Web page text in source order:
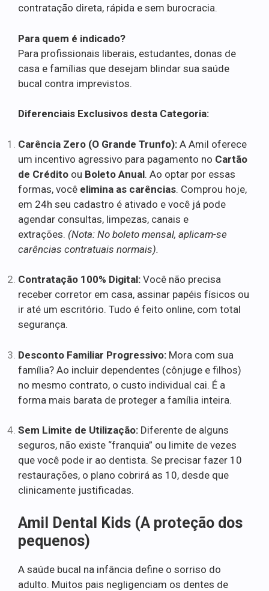
contratação direta, rápida e sem burocracia.
Para quem é indicado?
Para profissionais liberais, estudantes, donas de
casa e famílias que desejam blindar sua saúde
bucal contra imprevistos.
Diferenciais Exclusivos desta Categoria:
Carência Zero (O Grande Trunfo): A Amil oferece
um incentivo agressivo para pagamento no Cartão
de Crédito ou Boleto Anual. Ao optar por essas
formas, você elimina as carências. Comprou hoje,
em 24h seu cadastro é ativado e você já pode
agendar consultas, limpezas, canais e
extrações. (Nota: No boleto mensal, aplicam-se
carências contratuais normais).
Contratação 100% Digital: Você não precisa
receber corretor em casa, assinar papéis físicos ou
ir até um escritório. Tudo é feito online, com total
segurança.
Desconto Familiar Progressivo: Mora com sua
família? Ao incluir dependentes (cônjuge e filhos)
no mesmo contrato, o custo individual cai. É a
forma mais barata de proteger a família inteira.
Sem Limite de Utilização: Diferente de alguns
seguros, não existe “franquia” ou limite de vezes
que você pode ir ao dentista. Se precisar fazer 10
restaurações, o plano cobrirá as 10, desde que
clinicamente justificadas.
Amil Dental Kids (A proteção dos
pequenos)
A saúde bucal na infância define o sorriso do
adulto. Muitos pais negligenciam os dentes de